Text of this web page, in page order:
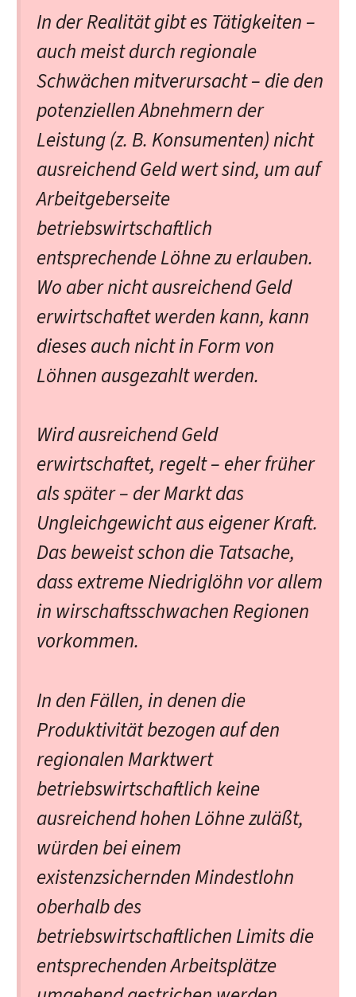
In der Realität gibt es Tätigkeiten –
auch meist durch regionale
Schwächen mitverursacht – die den
potenziellen Abnehmern der
Leistung (z. B. Konsumenten) nicht
ausreichend Geld wert sind, um auf
Arbeitgeberseite
betriebswirtschaftlich
entsprechende Löhne zu erlauben.
Wo aber nicht ausreichend Geld
erwirtschaftet werden kann, kann
dieses auch nicht in Form von
Löhnen ausgezahlt werden.
Wird ausreichend Geld
erwirtschaftet, regelt – eher früher
als später – der Markt das
Ungleichgewicht aus eigener Kraft.
Das beweist schon die Tatsache,
dass extreme Niedriglöhn vor allem
in wirschaftsschwachen Regionen
vorkommen.
In den Fällen, in denen die
Produktivität bezogen auf den
regionalen Marktwert
betriebswirtschaftlich keine
ausreichend hohen Löhne zuläßt,
würden bei einem
existenzsichernden Mindestlohn
oberhalb des
betriebswirtschaftlichen Limits die
entsprechenden Arbeitsplätze